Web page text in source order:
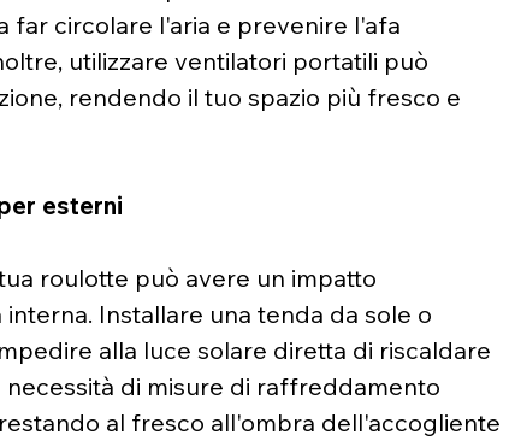
far circolare l'aria e prevenire l'afa
utilizzare ventilatori portatili può
rendendo il tuo spazio più fresco e
esterni
roulotte può avere un impatto
Installare una tenda da sole o
alla luce solare diretta di riscaldare
di misure di raffreddamento
al fresco all'ombra dell'accogliente